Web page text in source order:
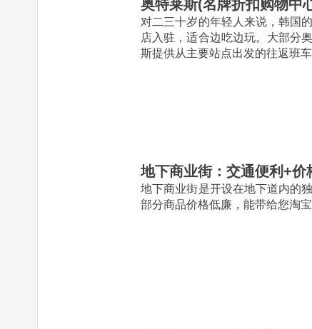
奥特莱斯(名牌折扣购物中
对二三十岁的年轻人来说，韩国
店入驻，适合边吃边玩。大部分
斯提供从主要站点出发的往返班
地下商业街：交通便利+价
地下商业街是开设在地下道内的
部分商品价格低廉，能带给您淘宝